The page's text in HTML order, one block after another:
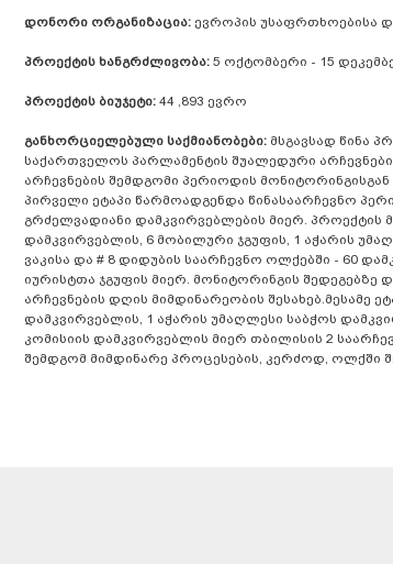
დონორი ორგანიზაცია: ევროპის უსაფრთხოებისა
პროექტის ხანგრძლივობა: 5 ოქტომბერი - 15
პროექტის ბიუჯეტი: 44 ,893 ევრო
განხორციელებული საქმიანობები: მსგავსად წინა
საქართველოს პარლამენტის შუალედური
არჩევნების შემდგომი პერიოდის
პირველი ეტაპი წარმოადგენდა წინასაარჩევნო
გრძელვადიანი დამკვირვებლების მიერ. პროექტის
დამკვირვებლის, 6 მობილური ჯგუფის, 1 აჭარის
ვაკისა და # 8 დიდუბის საარჩევნო ოლქებში - 60
იურისტთა ჯგუფის მიერ. მონიტორინგის
არჩევნების დღის მიმდინარეობის
დამკვირვებლის, 1 აჭარის უმაღლესი საბჭოს
კომისიის დამკვირვებლის მიერ თბილისის 2
შემდგომ მიმდინარე პროცესების, კერძოდ, ოლქში